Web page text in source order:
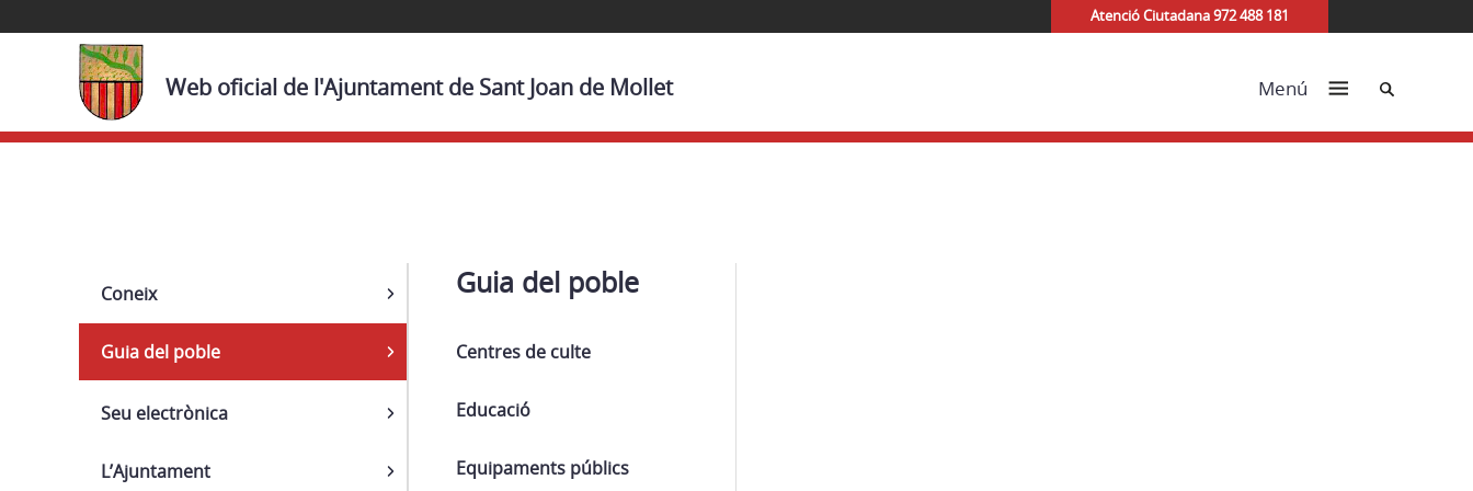
Atenció Ciutadana 972 488 181
Web oficial de l'Ajuntament de Sant Joan de Mollet Menú Cerca
Navega
Coneix
Guia del poble
Guia del poble
Centres de culte
Educació
Equipaments públics
Seu electrònica
L’Ajuntament